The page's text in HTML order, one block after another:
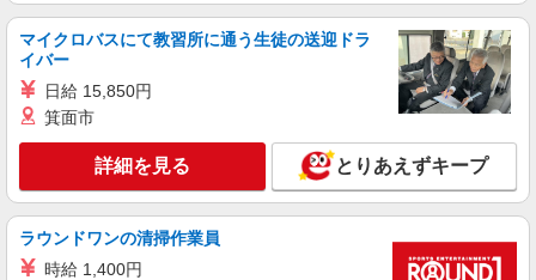
マイクロバスにて教習所に通う生徒の送迎ドラ
イバー
日給 15,850円
箕面市
詳細を見る とりあえずキープ
ラウンドワンの清掃作業員
時給 1,400円